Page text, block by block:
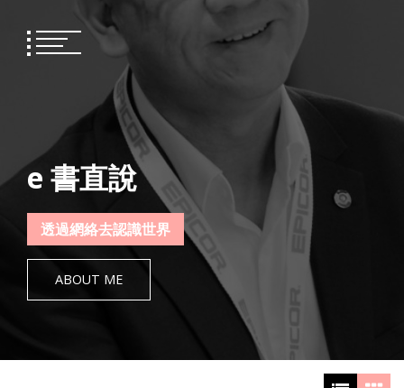
content
e 書直說
透過網絡去認識世界
ABOUT ME